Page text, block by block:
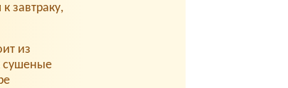
завтраку,
из
сушеные